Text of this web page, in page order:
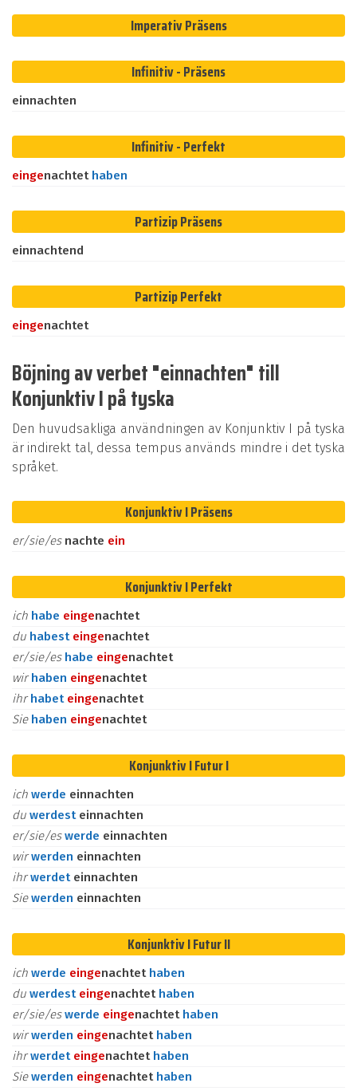
Imperativ Präsens
Infinitiv - Präsens
einnachten
Infinitiv - Perfekt
eingenachtet haben
Partizip Präsens
einnachtend
Partizip Perfekt
eingenachtet
Böjning av verbet "einnachten" till
Konjunktiv I på tyska
Den huvudsakliga användningen av Konjunktiv I på tyska
är indirekt tal, dessa tempus används mindre i det tyska
språket.
Konjunktiv I Präsens
er/sie/es nachte ein
Konjunktiv I Perfekt
ich habe eingenachtet
du habest eingenachtet
er/sie/es habe eingenachtet
wirhaben eingenachtet
ihrhabet eingenachtet
Sie haben eingenachtet
Konjunktiv I Futur I
ich werde einnachten
du werdest einnachten
er/sie/eswerde einnachten
wirwerden einnachten
ihrwerdet einnachten
Siewerden einnachten
Konjunktiv I Futur II
ich werde eingenachtet haben
du werdest eingenachtet haben
er/sie/eswerde eingenachtet haben
wirwerden eingenachtet haben
ihrwerdet eingenachtet haben
Siewerden eingenachtet haben